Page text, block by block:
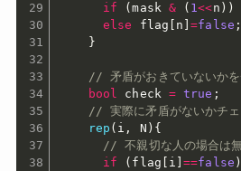
if
(mask & ( 1<<n ) )
else flag n ]=false ;
}
// 矛盾がおきていないか
bool check = true ;
// 実際に矛盾がないかチェ
rep ( i , N ) {
// 不親切な人の場合は
if
( flag i ]==false )